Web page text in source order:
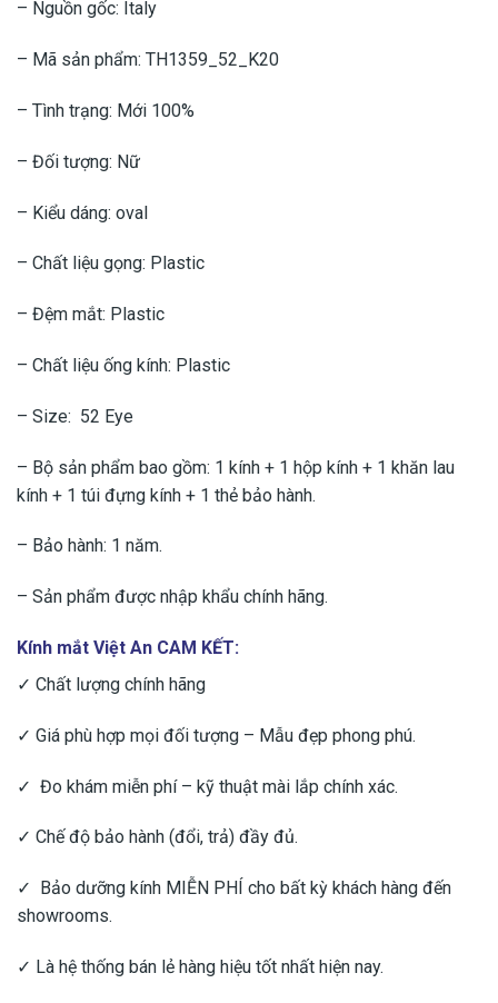
– Nguồn gốc: Italy
– Mã sản phẩm: TH1359_52_K20
– Tình trạng: Mới 100%
– Đối tượng: Nữ
– Kiểu dáng: oval
– Chất liệu gọng: Plastic
– Đệm mắt: Plastic
– Chất liệu ống kính: Plastic
– Size: 52 Eye
– Bộ sản phẩm bao gồm: 1 kính + 1 hộp kính + 1 khăn lau
kính + 1 túi đựng kính + 1 thẻ bảo hành.
– Bảo hành: 1 năm.
– Sản phẩm được nhập khẩu chính hãng.
Kính mắt Việt An CAM KẾT:
✓ Chất lượng chính hãng
✓ Giá phù hợp mọi đối tượng – Mẫu đẹp phong phú.
✓ Đo khám miễn phí – kỹ thuật mài lắp chính xác.
✓ Chế độ bảo hành (đổi, trả) đầy đủ.
✓ Bảo dưỡng kính MIỄN PHÍ cho bất kỳ khách hàng đến
showrooms.
✓ Là hệ thống bán lẻ hàng hiệu tốt nhất hiện nay.